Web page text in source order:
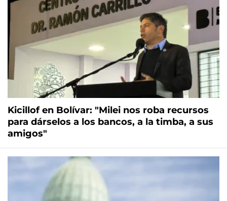
Kicillof en Bolívar: "Milei nos roba recursos
para dárselos a los bancos, a la timba, a sus
amigos"